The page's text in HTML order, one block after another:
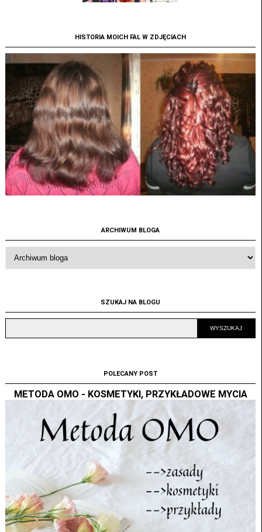
HISTORIA MOICH FAL W ZDJĘCIACH
ARCHIWUM BLOGA
SZUKAJ NA BLOGU
POLECANY POST
METODA OMO - KOSMETYKI, PRZYKŁADOWE MYCIA